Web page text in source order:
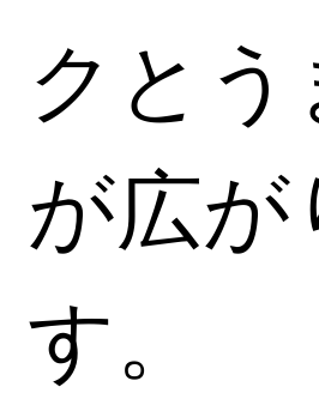
クと
が広が
す。